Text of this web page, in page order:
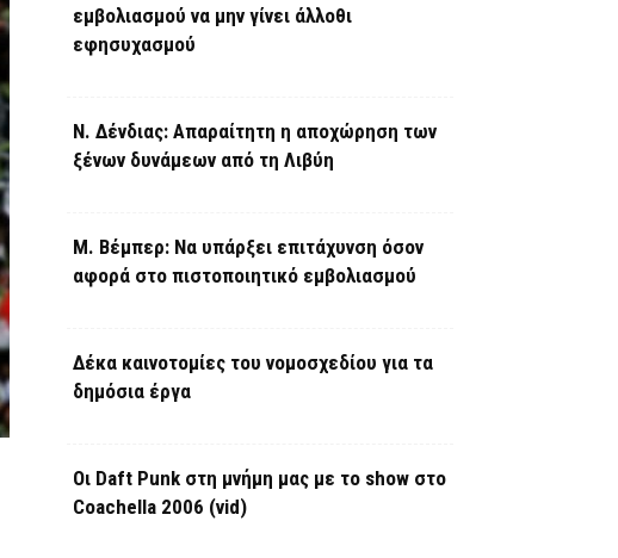
εμβολιασμού να μην γίνει άλλοθι
εφησυχασμού
Ν. Δένδιας: Απαραίτητη η αποχώρηση των
ξένων δυνάμεων από τη Λιβύη
Μ. Βέμπερ: Να υπάρξει επιτάχυνση όσον
αφορά στο πιστοποιητικό εμβολιασμού
Δέκα καινοτομίες του νομοσχεδίου για τα
δημόσια έργα
Οι Daft Punk στη μνήμη μας με το show στο
Coachella 2006 (vid)